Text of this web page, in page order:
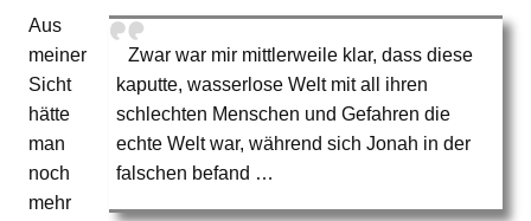
Zwar war mir mittlerweile klar, dass diese
kaputte, wasserlose Welt mit all ihren
schlechten Menschen und Gefahren die
echte Welt war, während sich Jonah in der
falschen befand …
Aus
meiner
Sicht
hätte
man
noch
mehr